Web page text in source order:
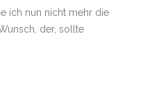
ich nun nicht mehr die
der, sollte